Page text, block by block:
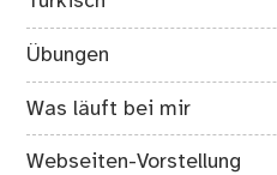
Übungen
Was läuft bei mir
Webseiten-Vorstellung